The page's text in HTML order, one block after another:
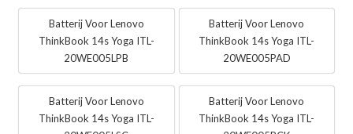
Batterij Voor Lenovo
ThinkBook 14s Yoga ITL-
20WE005LPB
Batterij Voor Lenovo
ThinkBook 14s Yoga ITL-
20WE005PAD
Batterij Voor Lenovo
ThinkBook 14s Yoga ITL-
Batterij Voor Lenovo
ThinkBook 14s Yoga ITL-